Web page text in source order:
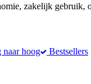
zakelijk gebruik,
hoog Bestsellers